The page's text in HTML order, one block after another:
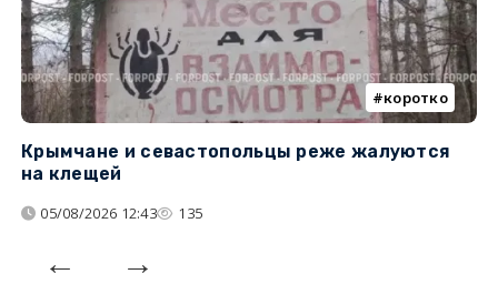
коротко
Крымчане и севастопольцы реже жалуются
на клещей
05/08/2026 12:43 135